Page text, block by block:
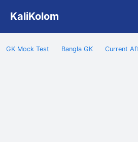
content
KaliKolom
GK Mock Test Bangla GK Current